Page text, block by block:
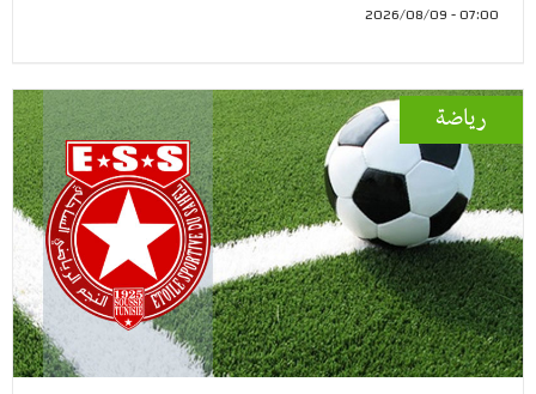
07:00 - 2026/08/09
رياضة